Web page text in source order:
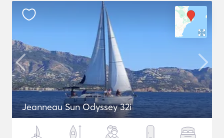
Jeanneau Sun Odyssey 32i